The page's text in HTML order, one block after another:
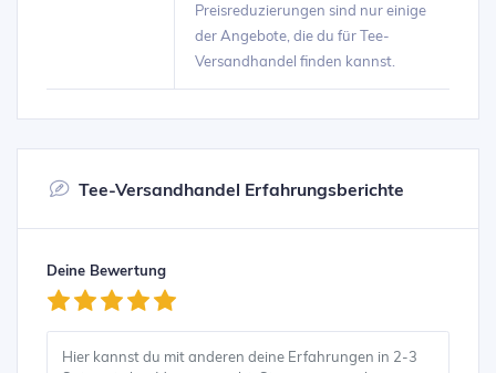
Preisreduzierungen sind nur einige
der Angebote, die du für Tee-
Versandhandel finden kannst.
Tee-Versandhandel Erfahrungsberichte
Deine Bewertung